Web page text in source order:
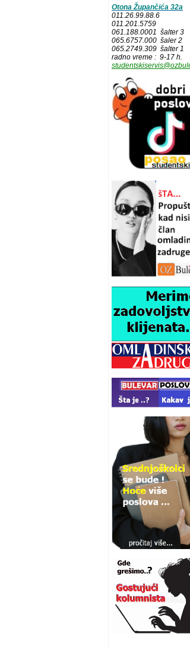
Otona Župančića 32a
011.26.99.88.6
011.201.5759
061.188.0001 šalter 3
065.6757.000 šaler 2
065.2749.309 šalter 1
radno vreme : 9-17 h.